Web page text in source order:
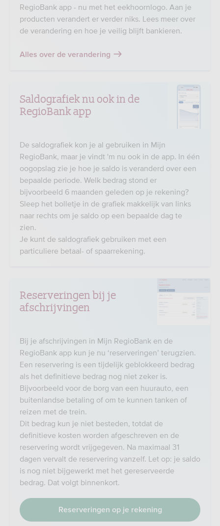
RegioBank app - nu met het eekhoornlogo. Aan je
producten verandert er verder niks. Lees meer over
de verandering en hoe je veilig blijft bankieren.
Alles over de verandering
Saldografiek nu ook in de
RegioBank app
De saldografiek kon je al gebruiken in Mijn
RegioBank, maar je vindt 'm nu ook in de app. In één
oogopslag zie je hoe je saldo is veranderd over een
bepaalde periode. Welk bedrag stond er
bijvoorbeeld 6 maanden geleden op je rekening?
Sleep het bolletje in de grafiek makkelijk van links
naar rechts om je saldo op een bepaalde dag te
zien.
Je kunt de saldografiek gebruiken met een
particuliere betaal- of spaarrekening.
Reserveringen bij je
afschrijvingen
Bij je afschrijvingen in Mijn RegioBank en de
RegioBank app kun je nu ‘reserveringen’ terugzien.
Een reservering is een tijdelijk geblokkeerd bedrag
als het definitieve bedrag nog niet zeker is.
Bijvoorbeeld voor de borg van een huurauto, een
buitenlandse betaling of om te kunnen tanken of
reizen met de trein.
Dit bedrag kun je niet besteden, totdat de
definitieve kosten worden afgeschreven en de
reservering wordt vrijgegeven. Na maximaal 31
dagen vervalt de reservering vanzelf. Let op: je saldo
is nog niet bijgewerkt met het gereserveerde
bedrag. Dat volgt binnenkort.
Reserveringen op je rekening